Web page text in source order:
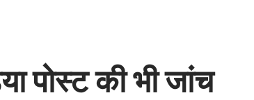
पोस्ट की भी जांच